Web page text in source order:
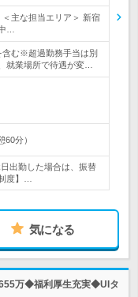
主な担当エリア＞ 新宿
…
む※超過勤務手当は別
就業場所で待遇が変…
分）
出勤した場合は、振替
度】…
気になる
万◆福利厚生充実◆UIタ